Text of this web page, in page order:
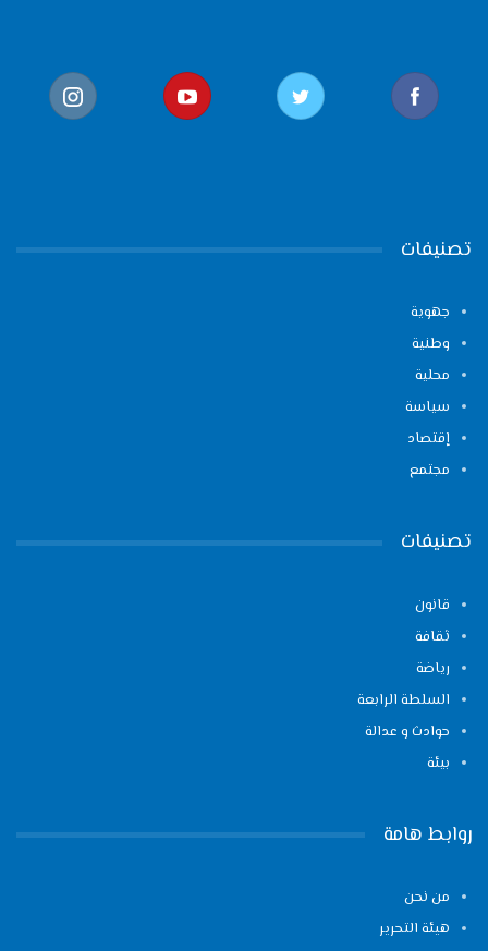
تصنيفات
جهوية
وطنية
محلية
سياسة
إقتصاد
مجتمع
تصنيفات
قانون
ثقافة
رياضة
السلطة الرابعة
حوادث و عدالة
بيئة
روابط هامة
من نحن
هيئة التحرير